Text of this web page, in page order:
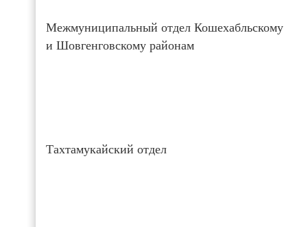
Межмуниципальный отдел Кошехабльскому
и Шовгенговскому районам
Тахтамукайский отдел